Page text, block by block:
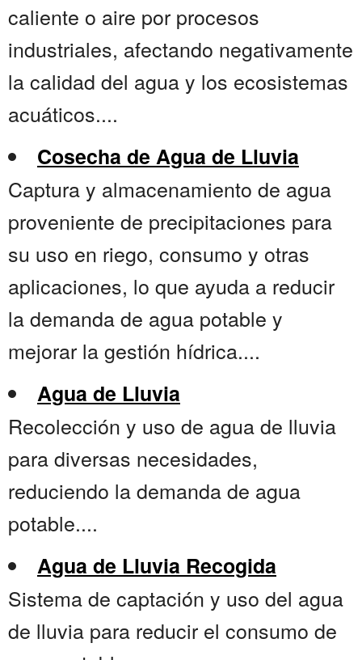
caliente o aire por procesos
industriales, afectando negativamente
la calidad del agua y los ecosistemas
acuáticos....
Cosecha de Agua de Lluvia
Captura y almacenamiento de agua
proveniente de precipitaciones para
su uso en riego, consumo y otras
aplicaciones, lo que ayuda a reducir
la demanda de agua potable y
mejorar la gestión hídrica....
Agua de Lluvia
Recolección y uso de agua de lluvia
para diversas necesidades,
reduciendo la demanda de agua
potable....
Agua de Lluvia Recogida
Sistema de captación y uso del agua
de lluvia para reducir el consumo de